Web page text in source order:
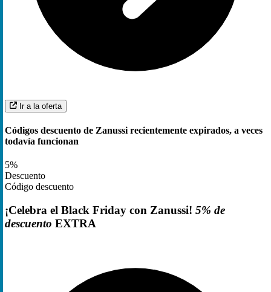
Ir a la oferta
Códigos descuento de Zanussi recientemente expirados, a veces
todavía funcionan
5%
Descuento
Código descuento
¡Celebra el Black Friday con Zanussi! 5% de
descuento EXTRA